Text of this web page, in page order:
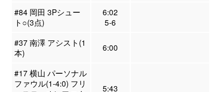
#84 岡田 3Pシュー
ト○(3点)
6:02
5-6
#37 南澤 アシスト(1
本)
6:00
#17 横山 パーソナル
ファウル(1-4:0) フリ
5:43